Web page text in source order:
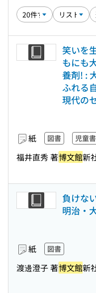
笑いを
もにも
養剤! :
ふれる
現代の
紙 図書 児童書
福井直秀 著博文館新
負けな
明治・
紙 図書
渡邊澄子 著博文館新